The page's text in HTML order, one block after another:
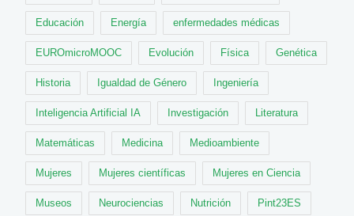
Educación Energía enfermedades médicas
EUROmicroMOOC Evolución Física Genética
Historia Igualdad de Género Ingeniería
Inteligencia Artificial IA Investigación Literatura
Matemáticas Medicina Medioambiente
Mujeres Mujeres científicas Mujeres en Ciencia
Museos Neurociencias Nutrición Pint23ES